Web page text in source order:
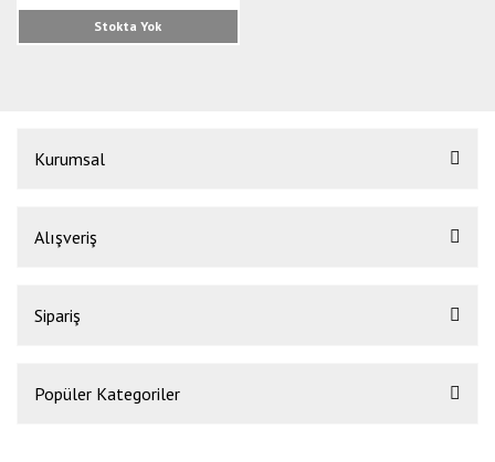
Stokta Yok
Kurumsal
Alışveriş
Sipariş
Popüler Kategoriler